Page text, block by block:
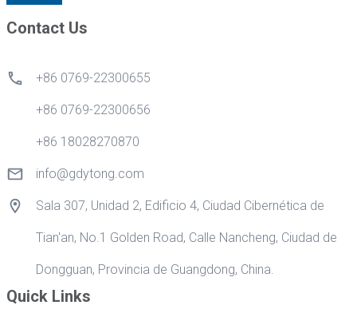
Quick Links
Contact Us
+86 0769-22300655
+86 0769-22300656
+86 18028270870
info@gdytong.com
Sala 307, Unidad 2, Edificio 4, Ciudad Cibernética de
Tian'an, No.1 Golden Road, Calle Nancheng, Ciudad de
Dongguan, Provincia de Guangdong, China.